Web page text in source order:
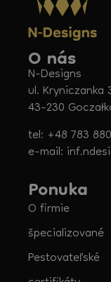
O nás
N-Designs
ul. Kryniczanka
43-230
tel: +48 783
e-mail:
Ponuka
O firmie
špecializované
Pestovateľské